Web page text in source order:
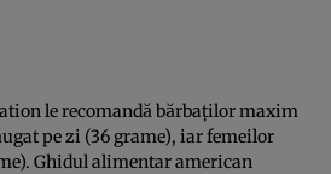
le recomandă bărbaților maxim
pe zi (36 grame), iar femeilor
Ghidul alimentar american